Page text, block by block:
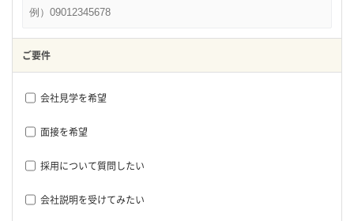
ご要件
会社見学を希望
面接を希望
採用について質問したい
会社説明を受けてみたい